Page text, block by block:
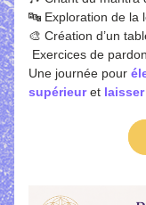
🔤 Exploration de la
🎨 Création d’un
Exercices de
Une journée pour
supérieur et